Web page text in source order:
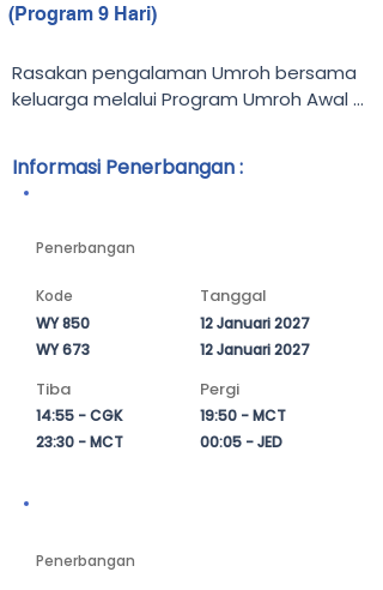
(Program 9 Hari)
Rasakan pengalaman Umroh bersama
keluarga melalui Program Umroh Awal
perjalanan ibadah yang penuh
Suci.
Selama 9 hari, Para Tamu Allah akan
merasakan perjalanan spiritual yang
penuh ketenangan di Kota Suci Makkah
dan Madinah. Program ini dirancang
untuk memberikan kenyamanan
beribadah melalui akomodasi pilihan,
Didukung oleh maskapai terbaik, jamaah
Informasi Penerbangan :
Penerbangan
Kode
WY 850
WY 673
Tiba
14:55 - CGK
23:30 - MCT
Tanggal
12 Januari 2027
12 Januari 2027
Pergi
19:50 - MCT
00:05 - JED
Penerbangan